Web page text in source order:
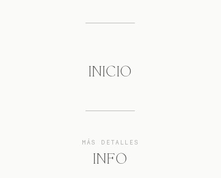
MÁS DETALLES
INFO
INICIO